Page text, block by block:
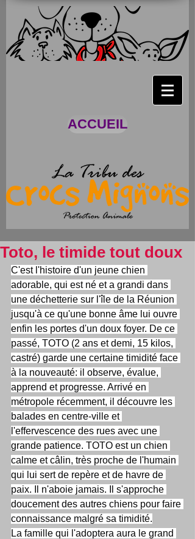
ACCUEIL
Toto, le timide tout doux
C'est l'histoire d'un jeune chien
adorable, qui est né et a grandi dans
une déchetterie sur l'île de la Réunion
jusqu'à ce qu'une bonne âme lui ouvre
enfin les portes d'un doux foyer. De ce
passé, TOTO (2 ans et demi, 15 kilos,
castré) garde une certaine timidité face
à la nouveauté: il observe, évalue,
apprend et progresse. Arrivé en
métropole récemment, il découvre les
balades en centre-ville et
l'effervescence des rues avec une
grande patience. TOTO est un chien
calme et câlin, très proche de l'humain
qui lui sert de repère et de havre de
paix. Il n'aboie jamais. Il s'approche
doucement des autres chiens pour faire
connaissance malgré sa timidité.
La famille qui l'adoptera aura le grand